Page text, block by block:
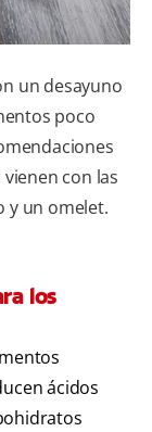
un desayuno
poco
con las
y un omelet.
los
ácidos